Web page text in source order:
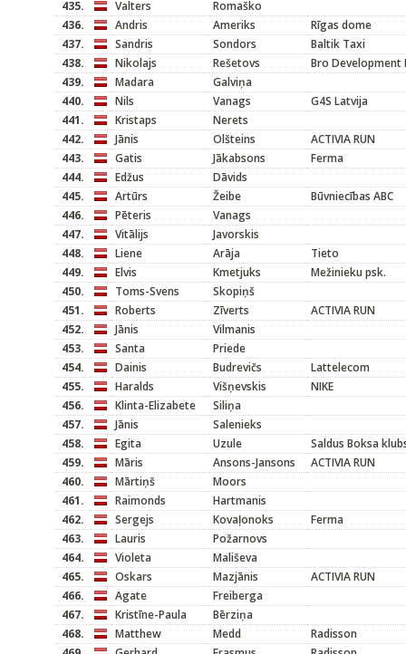
435.
Valters
Romaško
436.
Andris Ameriks
Rīgas dome
437.
Sandris Sondors
Baltik Taxi
438.
Nikolajs Rešetovs
Bro Development
439.
Madara
Galviņa
440.
Nils Vanags
G4S Latvija
441.
Kristaps
Nerets
442.
Jānis Olšteins
ACTIVIA RUN
443.
Gatis Jākabsons
Ferma
444.
Edžus
Dāvids
445.
Artūrs Žeibe
Būvniecības ABC
446.
Pēteris
Vanags
447.
Vitālijs
Javorskis
448.
Liene Arāja
Tieto
449.
Elvis Kmetjuks
Mežinieku psk.
450.
Toms-Svens
Skopiņš
451.
Roberts Zīverts
ACTIVIA RUN
452.
Jānis
Vilmanis
453.
Santa
Priede
454.
Dainis Budrevičs
Lattelecom
455.
Haralds Višņevskis
NIKE
456.
Klinta-Elizabete
Siliņa
457.
Jānis
Salenieks
458.
Egita Uzule
Saldus Boksa
459.
Māris Ansons-Jansons
ACTIVIA RUN
460.
Mārtiņš
Moors
461.
Raimonds
Hartmanis
462.
Sergejs Kovaļonoks
Ferma
463.
Lauris
Požarnovs
464.
Violeta
Mališeva
465.
Oskars Mazjānis
ACTIVIA RUN
466.
Agate
Freiberga
467.
Kristīne-Paula
Bērziņa
468.
Matthew Medd
Radisson